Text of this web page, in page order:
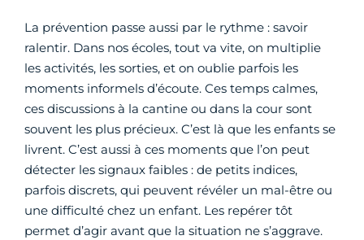
La prévention passe aussi par le rythme : savoir
ralentir. Dans nos écoles, tout va vite, on multiplie
les activités, les sorties, et on oublie parfois les
moments informels d’écoute. Ces temps calmes,
ces discussions à la cantine ou dans la cour sont
souvent les plus précieux. C’est là que les enfants se
livrent. C’est aussi à ces moments que l’on peut
détecter les signaux faibles : de petits indices,
parfois discrets, qui peuvent révéler un mal-être ou
une difficulté chez un enfant. Les repérer tôt
permet d’agir avant que la situation ne s’aggrave.